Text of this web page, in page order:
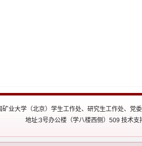
业大学（北京）学生工作处、研究生工作处、党
地址:3号办公楼（学八楼西侧）509 技术